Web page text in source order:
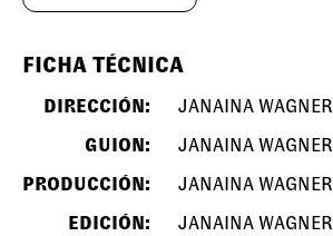
FICHA TÉCNICA
DIRECCIÓN:
JANAINA WAGNER
GUION:
JANAINA WAGNER
PRODUCCIÓN:
JANAINA WAGNER
EDICIÓN:
JANAINA WAGNER